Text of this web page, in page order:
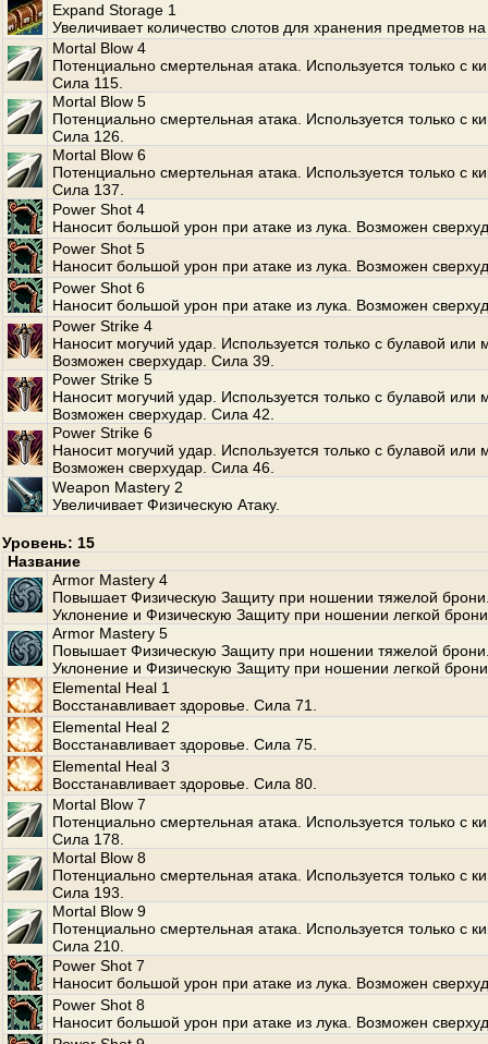
Expand Storage 1
Увеличивает количество слотов для хранения предметов
Mortal Blow 4
Потенциально смертельная атака. Используется только с
Сила 115.
Mortal Blow 5
Потенциально смертельная атака. Используется только с
Сила 126.
Mortal Blow 6
Потенциально смертельная атака. Используется только с
Сила 137.
Power Shot 4
Наносит большой урон при атаке из лука. Возможен
Power Shot 5
Наносит большой урон при атаке из лука. Возможен
Power Shot 6
Наносит большой урон при атаке из лука. Возможен
Power Strike 4
Наносит могучий удар. Используется только с булавой или
Возможен сверхудар. Сила 39.
Power Strike 5
Наносит могучий удар. Используется только с булавой или
Возможен сверхудар. Сила 42.
Power Strike 6
Наносит могучий удар. Используется только с булавой или
Возможен сверхудар. Сила 46.
Weapon Mastery 2
Увеличивает Физическую Атаку.
Уровень: 15
Название
Armor Mastery 4
Повышает Физическую Защиту при ношении тяжелой
Уклонение и Физическую Защиту при ношении легкой
Armor Mastery 5
Повышает Физическую Защиту при ношении тяжелой
Уклонение и Физическую Защиту при ношении легкой
Elemental Heal 1
Восстанавливает здоровье. Сила 71.
Elemental Heal 2
Восстанавливает здоровье. Сила 75.
Elemental Heal 3
Восстанавливает здоровье. Сила 80.
Mortal Blow 7
Потенциально смертельная атака. Используется только с
Сила 178.
Mortal Blow 8
Потенциально смертельная атака. Используется только с
Сила 193.
Mortal Blow 9
Потенциально смертельная атака. Используется только с
Сила 210.
Power Shot 7
Наносит большой урон при атаке из лука. Возможен
Power Shot 8
Наносит большой урон при атаке из лука. Возможен